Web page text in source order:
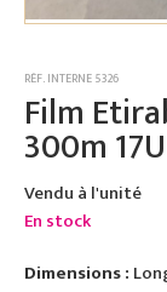
RÉF. INTERNE 5326
Film
300m
Vendu à l'unité
En stock
Dimensions :